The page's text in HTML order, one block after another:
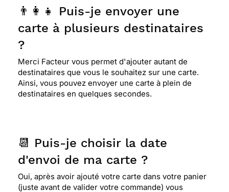
👨‍👩‍👧 Puis-je envoyer une
carte à plusieurs destinataires
?
Merci Facteur vous permet d'ajouter autant de
destinataires que vous le souhaitez sur une carte.
Ainsi, vous pouvez envoyer une carte à plein de
destinataires en quelques secondes.
📆 Puis-je choisir la date
d'envoi de ma carte ?
Oui, après avoir ajouté votre carte dans votre panier
(juste avant de valider votre commande) vous